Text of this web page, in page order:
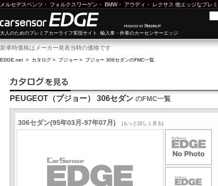
メルセデスベンツ ・ フォルクスワーゲン ・ BMW・ アウディ ・ レクサス 他エッジなプレ
大人のためのプレミアカーライフ実現サイト 輸入車・外車のカーセンサーエッジ
新車時価格はメーカー発表当時の価格です
EDGE.net > カタログ > プジョー > プジョー 306セダンのFMC一覧
PEUGEOT（プジョー） 306セダン のFMC一覧
306セダン(95年03月-97年07月) [もっと詳しく見る]